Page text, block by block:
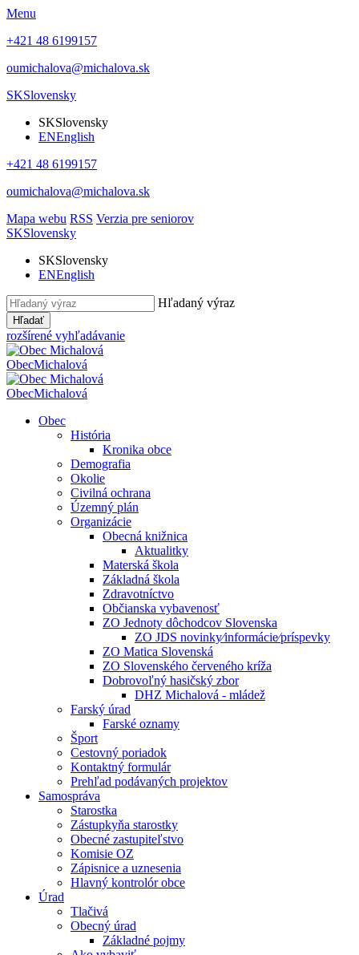
Menu
+421 48 6199157
oumichalova@michalova.sk
SKSlovensky
SKSlovensky
ENEnglish
+421 48 6199157
oumichalova@michalova.sk
Mapa webu RSS Verzia pre seniorov
SKSlovensky
SKSlovensky
ENEnglish
Hľadaný výraz
Hľadať
rozšírené vyhľadávanie
ObecMichalová
ObecMichalová
Obec
História
Kronika obce
Demografia
Okolie
Civilná ochrana
Územný plán
Organizácie
Obecná knižnica
Aktualitky
Materská škola
Základná škola
Zdravotníctvo
Občianska vybavenosť
ZO Jednoty dôchodcov Slovenska
ZO JDS novinky⁄informácie⁄príspevky
ZO Matica Slovenská
ZO Slovenského červeného kríža
Dobrovoľný hasičský zbor
DHZ Michalová - mládež
Farský úrad
Farské oznamy
Šport
Cestovný poriadok
Kontaktný formulár
Prehľad podávaných projektov
Samospráva
Starostka
Zástupkyňa starostky
Obecné zastupiteľstvo
Komisie OZ
Zápisnice a uznesenia
Hlavný kontrolór obce
Úrad
Tlačivá
Obecný úrad
Základné pojmy